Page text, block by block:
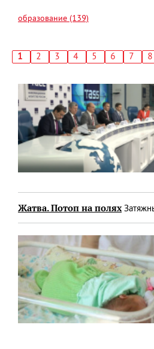
образование (139)
Текущая
1 Страница
2 Страница
3 Страница
4 Страница
5 Страница
6 7 8
Жатва. Потоп на полях